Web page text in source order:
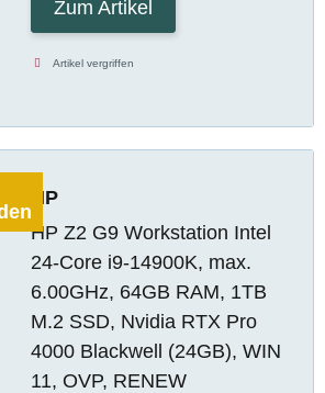
Zum Artikel
Artikel vergriffen
HP
HP Z2 G9 Workstation Intel
24-Core i9-14900K, max.
6.00GHz, 64GB RAM, 1TB
M.2 SSD, Nvidia RTX Pro
4000 Blackwell (24GB), WIN
11, OVP, RENEW